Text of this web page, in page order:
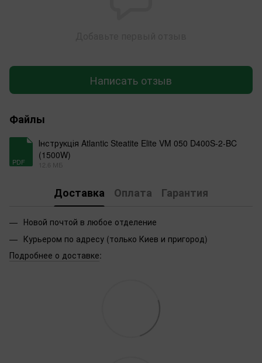
Написать отзыв
Файлы
PDF
Інструкція Atlantic Steatite Elite VM 050 D400S-2-BC
(1500W)
12.6 МБ
Доставка Оплата Гарантия
Новой почтой в любое отделение
Курьером по адресу (только Киев и пригород)
Подробнее о доставке: